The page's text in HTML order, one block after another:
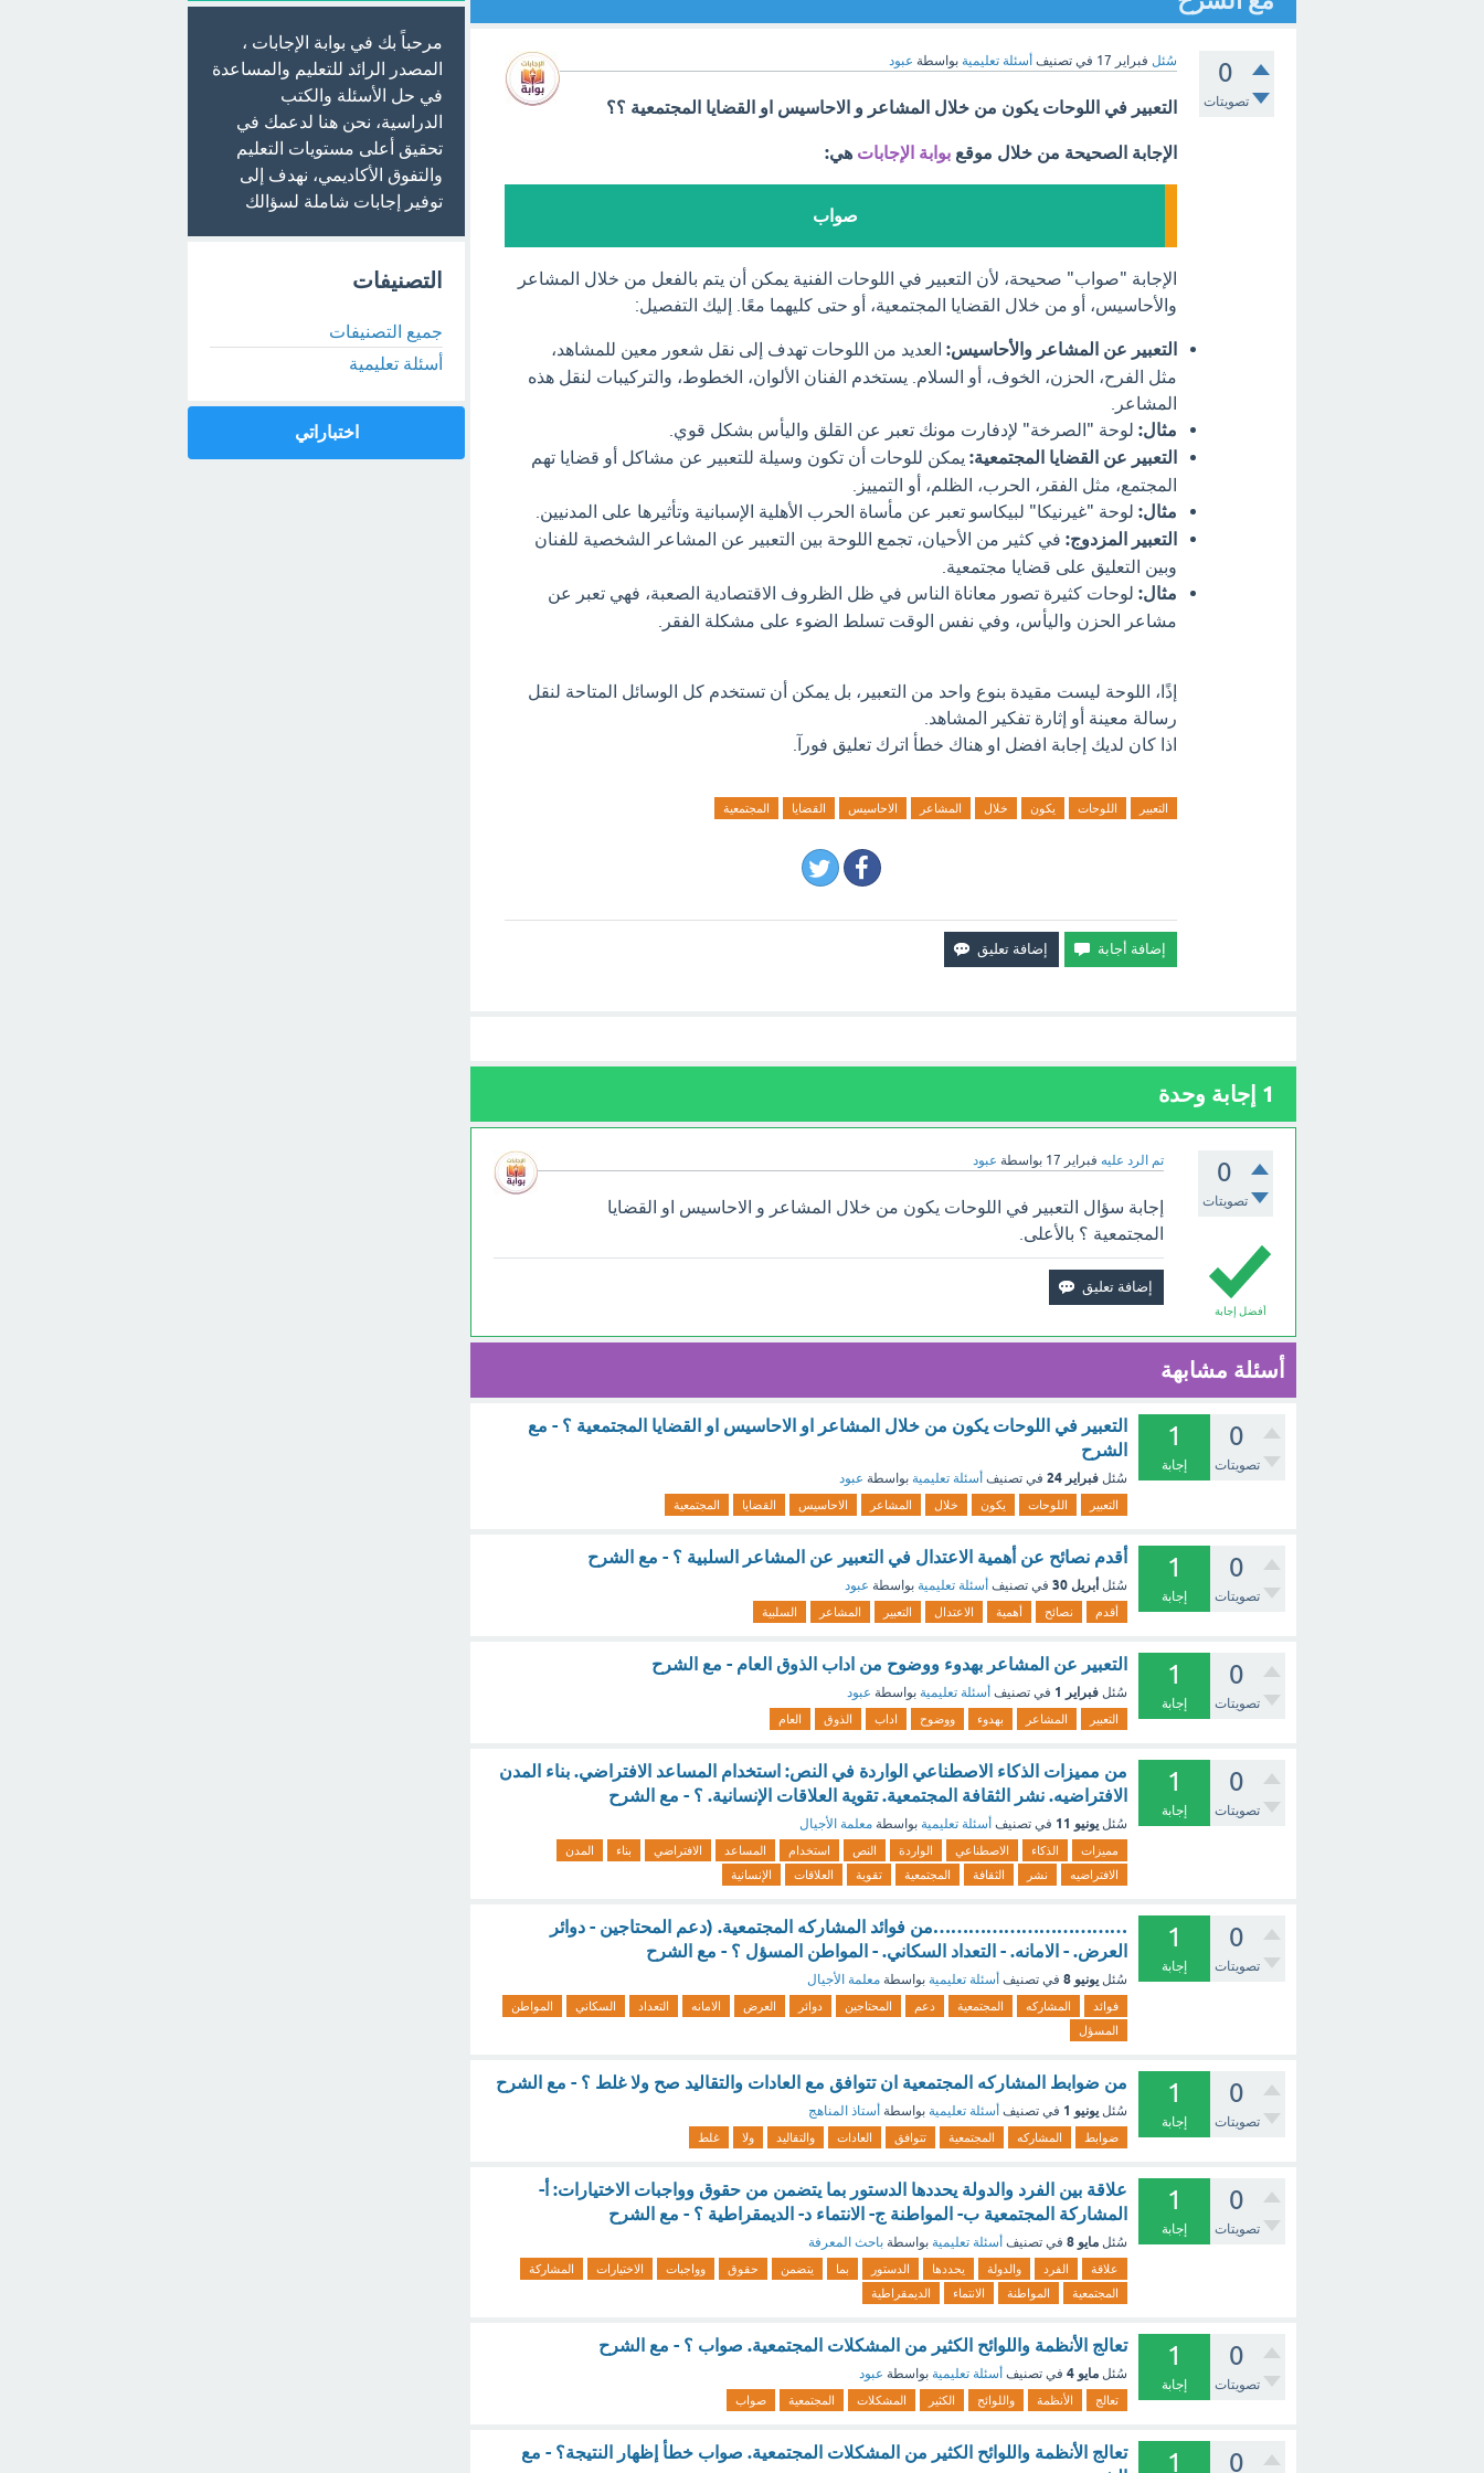
0
تصويتات
سُئل فبراير 17 في تصنيف أسئلة تعليمية بواسطة عبود
التعبير في اللوحات يكون من خلال المشاعر و الاحاسيس او القضايا المجتمعية ؟؟
الإجابة الصحيحة من خلال موقع بوابة الإجابات هي:
صواب
الإجابة "صواب" صحيحة، لأن التعبير في اللوحات الفنية يمكن أن يتم بالفعل من خلال المشاعر
والأحاسيس، أو من خلال القضايا المجتمعية، أو حتى كليهما معًا. إليك التفصيل:
التعبير عن المشاعر والأحاسيس: العديد من اللوحات تهدف إلى نقل شعور معين للمشاهد،
مثل الفرح، الحزن، الخوف، أو السلام. يستخدم الفنان الألوان، الخطوط، والتركيبات لنقل هذه
المشاعر.
مثال: لوحة "الصرخة" لإدفارت مونك تعبر عن القلق واليأس بشكل قوي.
التعبير عن القضايا المجتمعية: يمكن للوحات أن تكون وسيلة للتعبير عن مشاكل أو قضايا تهم
المجتمع، مثل الفقر، الحرب، الظلم، أو التمييز.
مثال: لوحة "غيرنيكا" لبيكاسو تعبر عن مأساة الحرب الأهلية الإسبانية وتأثيرها على المدنيين.
التعبير المزدوج: في كثير من الأحيان، تجمع اللوحة بين التعبير عن المشاعر الشخصية للفنان
وبين التعليق على قضايا مجتمعية.
مثال: لوحات كثيرة تصور معاناة الناس في ظل الظروف الاقتصادية الصعبة، فهي تعبر عن
مشاعر الحزن واليأس، وفي نفس الوقت تسلط الضوء على مشكلة الفقر.
إذًا، اللوحة ليست مقيدة بنوع واحد من التعبير، بل يمكن أن تستخدم كل الوسائل المتاحة لنقل
رسالة معينة أو إثارة تفكير المشاهد.
اذا كان لديك إجابة افضل او هناك خطأ اترك تعليق فورآ.
التعبير اللوحات يكون خلال المشاعر الاحاسيس القضايا المجتمعية
1 إجابة وحدة
0
تصويتات
تم الرد عليه فبراير 17 بواسطة عبود
أفضل إجابة
إجابة سؤال التعبير في اللوحات يكون من خلال المشاعر و الاحاسيس او القضايا
المجتمعية ؟ بالأعلى.
أسئلة مشابهة
0
تصويتات
1
إجابة
التعبير في اللوحات يكون من خلال المشاعر او الاحاسيس او القضايا المجتمعية ؟ - مع
الشرح
سُئل فبراير 24 في تصنيف أسئلة تعليمية بواسطة عبود
التعبير اللوحات يكون خلال المشاعر الاحاسيس القضايا المجتمعية
0
تصويتات
1
إجابة
أقدم نصائح عن أهمية الاعتدال في التعبير عن المشاعر السلبية ؟ - مع الشرح
سُئل أبريل 30 في تصنيف أسئلة تعليمية بواسطة عبود
أقدم نصائح أهمية الاعتدال التعبير المشاعر السلبية
0
تصويتات
1
إجابة
التعبير عن المشاعر بهدوء ووضوح من اداب الذوق العام - مع الشرح
سُئل فبراير 1 في تصنيف أسئلة تعليمية بواسطة عبود
التعبير المشاعر بهدوء ووضوح اداب الذوق العام
0
تصويتات
1
إجابة
من مميزات الذكاء الاصطناعي الواردة في النص: استخدام المساعد الافتراضي. بناء المدن
الافتراضيه. نشر الثقافة المجتمعية. تقوية العلاقات الإنسانية. ؟ - مع الشرح
سُئل يونيو 11 في تصنيف أسئلة تعليمية بواسطة معلمة الأجيال
مميزات الذكاء الاصطناعي الواردة النص استخدام المساعد الافتراضي بناء
المدن
الافتراضيه
نشر الثقافة المجتمعية تقوية العلاقات الإنسانية
0
تصويتات
1
إجابة
……………………………من فوائد المشاركه المجتمعية. (دعم المحتاجين - دوائر
العرض. - الامانه. - التعداد السكاني. - المواطن المسؤل ؟ - مع الشرح
سُئل يونيو 8 في تصنيف أسئلة تعليمية بواسطة معلمة الأجيال
فوائد المشاركه المجتمعية دعم المحتاجين دوائر العرض الامانه التعداد السكاني
المواطن
المسؤل
0
تصويتات
1
إجابة
من ضوابط المشاركه المجتمعية ان تتوافق مع العادات والتقاليد صح ولا غلط ؟ - مع الشرح
سُئل يونيو 1 في تصنيف أسئلة تعليمية بواسطة أستاذ المناهج
ضوابط المشاركه المجتمعية تتوافق العادات والتقاليد ولا غلط
0
تصويتات
1
إجابة
علاقة بين الفرد والدولة يحددها الدستور بما يتضمن من حقوق وواجبات الاختيارات: أ-
المشاركة المجتمعية ب- المواطنة ج- الانتماء د- الديمقراطية ؟ - مع الشرح
سُئل مايو 8 في تصنيف أسئلة تعليمية بواسطة باحث المعرفة
علاقة الفرد والدولة يحددها الدستور بما يتضمن حقوق وواجبات الاختيارات
المشاركة
المجتمعية
المواطنة الانتماء الديمقراطية
0
تصويتات
1
إجابة
تعالج الأنظمة واللوائح الكثير من المشكلات المجتمعية. صواب ؟ - مع الشرح
سُئل مايو 4 في تصنيف أسئلة تعليمية بواسطة عبود
تعالج الأنظمة واللوائح الكثير المشكلات المجتمعية صواب
0
1
تعالج الأنظمة واللوائح الكثير من المشكلات المجتمعية. صواب خطأ إظهار النتيجة؟ - مع
مرحباً بك في بوابة الإجابات ،
المصدر الرائد للتعليم والمساعدة
في حل الأسئلة والكتب
الدراسية، نحن هنا لدعمك في
تحقيق أعلى مستويات التعليم
والتفوق الأكاديمي، نهدف إلى
توفير إجابات شاملة لسؤالك
التصنيفات
جميع التصنيفات
أسئلة تعليمية
اختباراتي